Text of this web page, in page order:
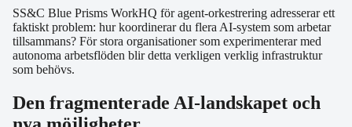
SS&C Blue Prisms WorkHQ för agent-orkestrering adresserar ett
faktiskt problem: hur koordinerar du flera AI-system som arbetar
tillsammans? För stora organisationer som experimenterar med
autonoma arbetsflöden blir detta verkligen verklig infrastruktur
som behövs.
Den fragmenterade AI-landskapet och